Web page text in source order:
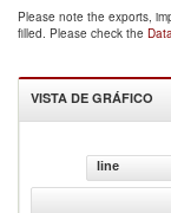
Please note the exports,
filled. Please check the
VISTA DE GRÁFICO
line